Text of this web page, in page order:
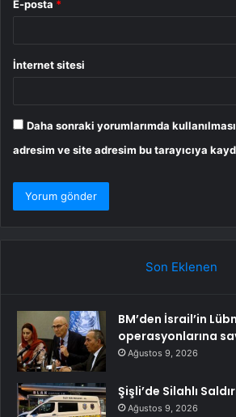
E-posta *
İnternet sitesi
Daha sonraki yorumlarımda
adresim ve site adresim bu tarayıcıya
Son Eklenen
BM’den İsrail’in
operasyonlarına
Ağustos 9, 2026
Şişli’de Silahlı
Ağustos 9, 2026